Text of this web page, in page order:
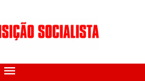
menu